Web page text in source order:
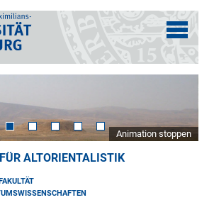
Animation stoppen
ALTORIENTALISTIK